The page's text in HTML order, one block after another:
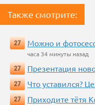
Также смотрите:
27 Можно и
часа 34 минуты назад
27
Презентация
27
Что уставился?
27
Приходите тётя